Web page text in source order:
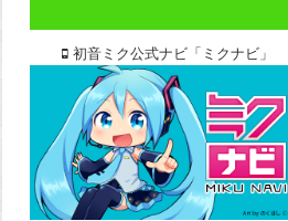
初音ミク公式ナビ「ミクナビ」